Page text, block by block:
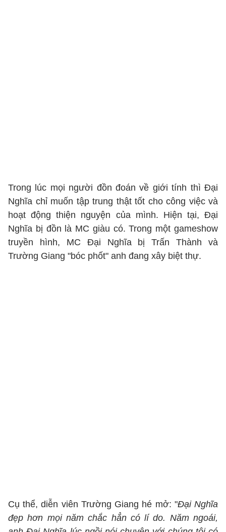
Trong lúc mọi người đồn đoán về giới tính thì Đại
Nghĩa chỉ muốn tập trung thật tốt cho công việc và
hoạt động thiện nguyện của mình. Hiện tại, Đại
Nghĩa bị đồn là MC giàu có. Trong một gameshow
truyền hình, MC Đại Nghĩa bị Trấn Thành và
Trường Giang "bóc phốt" anh đang xây biệt thự.
Cụ thể, diễn viên Trường Giang hé mở: "Đại Nghĩa
đẹp hơn mọi năm chắc hẳn có lí do. Năm ngoái,